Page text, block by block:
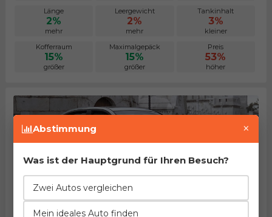
Länge
2%
mehr
Leergewicht
2%
mehr
Tankinhalt
3%
kleiner
Kofferraum
15%
größer
Maximalgepäck
15%
größer
Preis
53%
höher
Hyundai Elantra 2.0i
Abstimmung ×
Was ist der Hauptgrund für Ihren Besuch?
Zwei Autos vergleichen
Mein ideales Auto finden